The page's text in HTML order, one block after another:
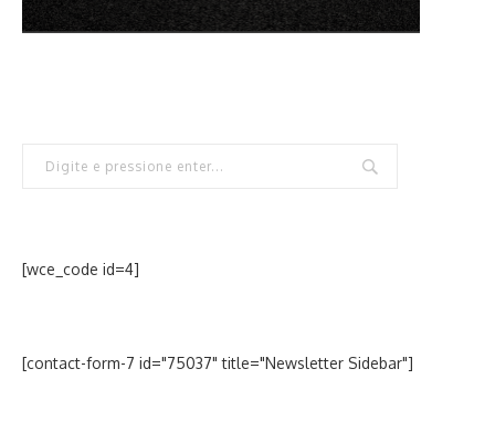
[wce_code id=4]
[contact-form-7 id="75037" title="Newsletter Sidebar"]